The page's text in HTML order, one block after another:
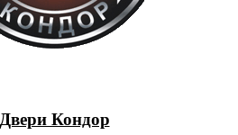
Двери Кондор